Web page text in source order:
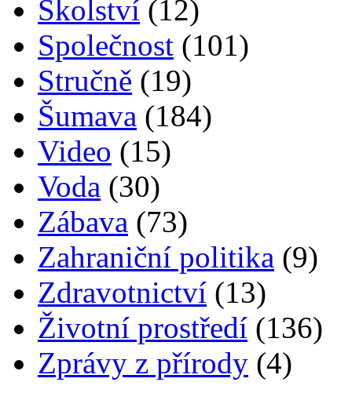
Školství (12)
Společnost (101)
Stručně (19)
Šumava (184)
Video (15)
Voda (30)
Zábava (73)
Zahraniční politika (9)
Zdravotnictví (13)
Životní prostředí (136)
Zprávy z přírody (4)